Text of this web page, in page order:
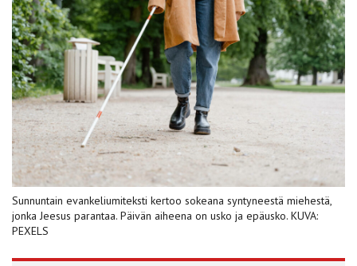
Sunnuntain evankeliumiteksti kertoo sokeana syntyneestä miehestä,
jonka Jeesus parantaa. Päivän aiheena on usko ja epäusko. KUVA:
PEXELS